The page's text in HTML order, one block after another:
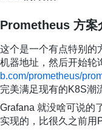
Prometheus 方案
这个是一个有点特别的
机器地址，然后开始轮
b.com/prometheus/
完美满足现有的K8S潮
Grafana 就没啥可说的
实现的，比很久之前用